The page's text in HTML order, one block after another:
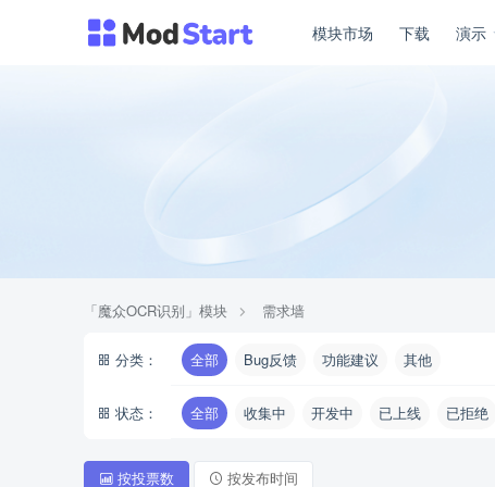
模块市场 下载 演示
「魔众OCR识别」模块 需求墙
分类： 全部 Bug反馈 功能建议 其他
状态： 全部 收集中 开发中 已上线 已拒绝
按投票数 按发布时间